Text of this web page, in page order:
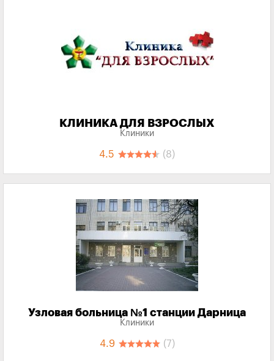
КЛИНИКА ДЛЯ ВЗРОСЛЫХ
Клиники
4.5 (8)
Узловая больница №1 станции Дарница
Клиники
4.9 (7)